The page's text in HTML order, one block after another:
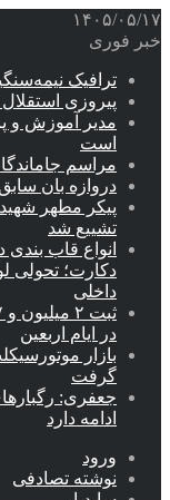
۱۴۰۵/۰۵/۱۷
خبر فوری
ترافیک
پیروزی
است
مراسم
دروازه بان
پیکر مطهر
تشییع شد
انواع قاب
دکارت؛ تحولی
داخلی
در ایام اربعین
بازار
گرفت
جعفری:
ادامه دارد
ورود
نوشته تصادفی